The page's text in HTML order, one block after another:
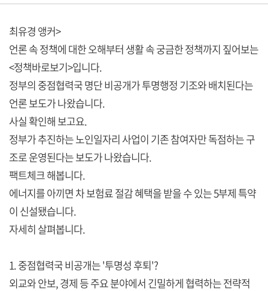
최유경 앵커>
언론 속 정책에 대한 오해부터 생활 속 궁금한 정책까지 짚어보는
<정책바로보기>입니다.
정부의 중점협력국 명단 비공개가 투명행정 기조와 배치된다는
언론 보도가 나왔습니다.
사실 확인해 보고요.
정부가 추진하는 노인일자리 사업이 기존 참여자만 독점하는 구
조로 운영된다는 보도가 나왔습니다.
팩트체크 해봅니다.
에너지를 아끼면 차 보험료 절감 혜택을 받을 수 있는 5부제 특약
이 신설됐습니다.
자세히 살펴봅니다.
1. 중점협력국 비공개는 '투명성 후퇴'?
외교와 안보, 경제 등 주요 분야에서 긴밀하게 협력하는 전략적